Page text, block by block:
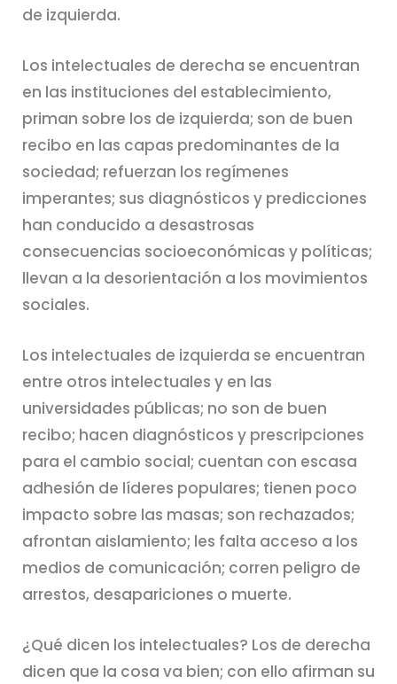
de izquierda.
Los intelectuales de derecha se encuentran
en las instituciones del establecimiento,
priman sobre los de izquierda; son de buen
recibo en las capas predominantes de la
sociedad; refuerzan los regímenes
imperantes; sus diagnósticos y predicciones
han conducido a desastrosas
consecuencias socioeconómicas y políticas;
llevan a la desorientación a los movimientos
sociales.
Los intelectuales de izquierda se encuentran
entre otros intelectuales y en las
universidades públicas; no son de buen
recibo; hacen diagnósticos y prescripciones
para el cambio social; cuentan con escasa
adhesión de líderes populares; tienen poco
impacto sobre las masas; son rechazados;
afrontan aislamiento; les falta acceso a los
medios de comunicación; corren peligro de
arrestos, desapariciones o muerte.
¿Qué dicen los intelectuales? Los de derecha
dicen que la cosa va bien; con ello afirman su